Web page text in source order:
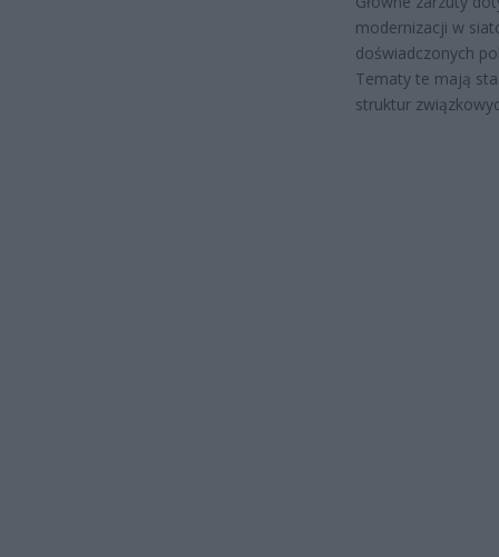
modernizacji w
doświadczonych
Tematy te mają
struktur